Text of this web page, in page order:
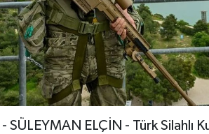
- SÜLEYMAN ELÇİN - Türk Silahlı